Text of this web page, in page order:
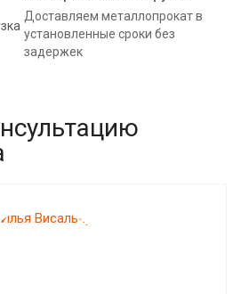
Доставляем металлопрокат в
установленные сроки без
задержек